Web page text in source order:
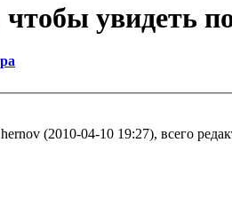
чтобы увидеть
(2010-04-10 19:27), всего